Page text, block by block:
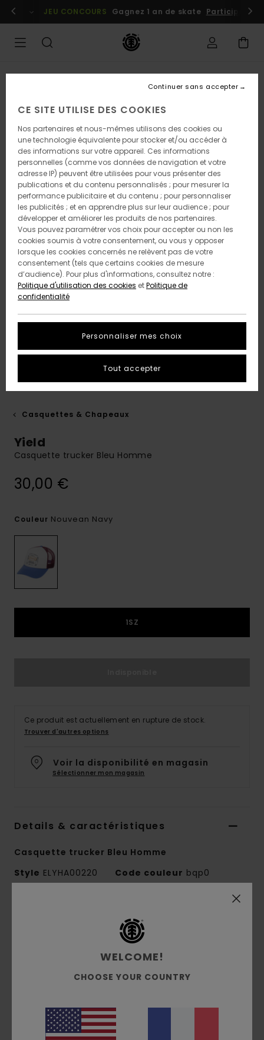
l'information
Se connecter / s'inscrire
JEU CONCOURS Gagnez 1 an de skate Participez
Casquettes & Chapeaux
Yield
Casquette trucker Bleu Homme
30,00 €
Couleur Nouvean Navy
1SZ
Ce produit est actuellement en rupture de stock.
Trouver d'autres options
Voir la disponibilité en magasin
Sélectionner mon magasin
Details & caractéristiques
Casquette trucker Bleu Homme
Style ELYHA00220 Code couleur bqp0
Mainline
mousse et mesh en polyester [5g
Profil moyen
Fermeture :fermeture snapback
Taille :TU
WELCOME!
CHOOSE YOUR COUNTRY
CE SITE UTILISE DES COOKIES
Nos partenaires et nous-mêmes utilisons des cookies ou
une technologie équivalente pour stocker et/ou accéder à
des informations sur votre appareil. Ces informations
personnelles (comme vos données de navigation et votre
adresse IP) peuvent être utilisées pour vous présenter des
publications et du contenu personnalisés ; pour mesurer la
performance publicitaire et du contenu ; pour personnaliser
les publicités ; et en apprendre plus sur leur audience ; pour
développer et améliorer les produits de nos partenaires.
Vous pouvez paramétrer vos choix pour accepter ou non les
cookies soumis à votre consentement, ou vous y opposer
lorsque les cookies concernés ne relèvent pas de votre
consentement (tels que certains cookies de mesure
d’audience). Pour plus d'informations, consultez notre :
Politique d'utilisation des cookies etPolitique de
confidentialité
Personnaliser mes choix
Continuer sans accepter
Tout accepter